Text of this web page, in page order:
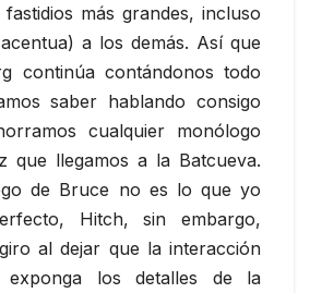
más grandes, incluso
a los demás. Así que
continúa contándonos todo
saber hablando consigo
cualquier monólogo
que llegamos a la Batcueva.
de Bruce no es lo que yo
Hitch, sin embargo,
al dejar que la interacción
exponga los detalles de la